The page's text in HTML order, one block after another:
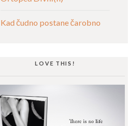
Kad čudno postane čarobno
LOVE THIS!